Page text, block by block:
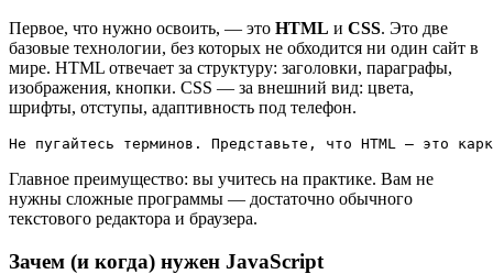
Первое, что нужно освоить, — это HTML и CSS. Это две
базовые технологии, без которых не обходится ни один сайт в
мире. HTML отвечает за структуру: заголовки, параграфы,
изображения, кнопки. CSS — за внешний вид: цвета,
шрифты, отступы, адаптивность под телефон.
Не пугайтесь терминов. Представьте, что HTML — это
Главное преимущество: вы учитесь на практике. Вам не
нужны сложные программы — достаточно обычного
текстового редактора и браузера.
Зачем (и когда) нужен JavaScript